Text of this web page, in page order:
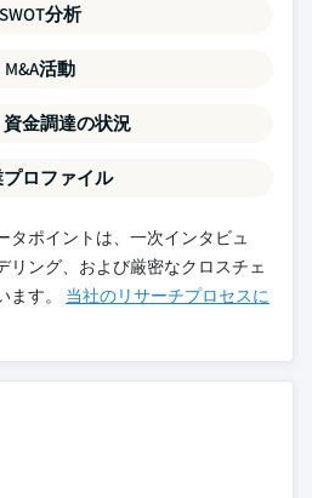
SWOT分析
M&A活動
金調達の状況
ロファイル
タポイントは、一次インタビュ
リング、および厳密なクロスチェ
ます。 当社のリサーチプロセスに